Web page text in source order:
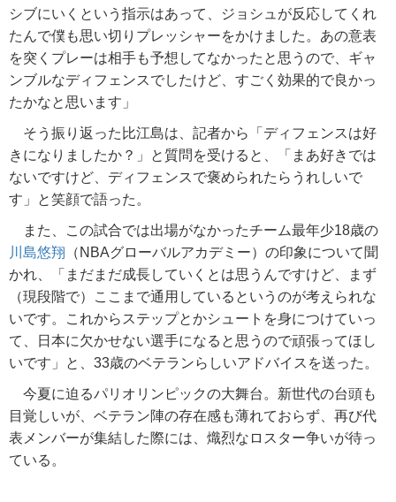
シブにいくという指示はあって、ジョシュが反応してくれ
たんで僕も思い切りプレッシャーをかけました。あの意表
を突くプレーは相手も予想してなかったと思うので、ギャ
ンブルなディフェンスでしたけど、すごく効果的で良かっ
たかなと思います」
そう振り返った比江島は、記者から「ディフェンスは好
きになりましたか？」と質問を受けると、「まあ好きでは
ないですけど、ディフェンスで褒められたらうれしいで
す」と笑顔で語った。
また、この試合では出場がなかったチーム最年少18歳の
川島悠翔 （NBAグローバルアカデミー）の印象について聞
かれ、「まだまだ成長していくとは思うんですけど、まず
（現段階で）ここまで通用しているというのが考えられな
いです。これからステップとかシュートを身につけていっ
て、日本に欠かせない選手になると思うので頑張ってほし
いです」と、33歳のベテランらしいアドバイスを送った。
今夏に迫るパリオリンピックの大舞台。新世代の台頭も
目覚しいが、ベテラン陣の存在感も薄れておらず、再び代
表メンバーが集結した際には、熾烈なロスター争いが待っ
ている。